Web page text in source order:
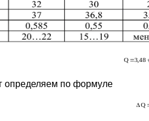
определяем по формуле